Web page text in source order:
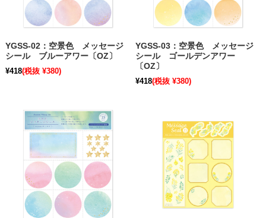
YGSS-02：空景色 メッセージ
シール ブルーアワー〔OZ〕
¥418(税抜 ¥380)
YGSS-03：空景色 メッセージ
シール ゴールデンアワー
〔OZ〕
¥418(税抜 ¥380)